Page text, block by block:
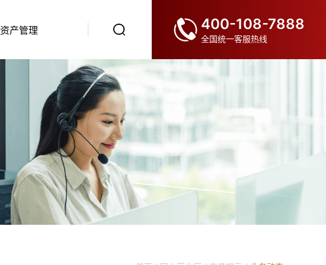
资产管理 400-108-7888
全国统一客服热线